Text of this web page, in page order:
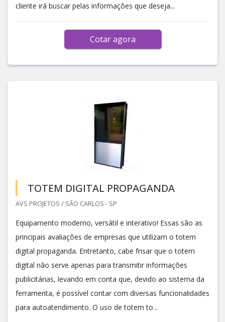
cliente irá buscar pelas informações que deseja...
Cotar agora
TOTEM DIGITAL PROPAGANDA
AVS PROJETOS / SÃO CARLOS - SP
Equipamento moderno, versátil e interativo! Essas são as
principais avaliações de empresas que utilizam o totem
digital propaganda. Entretanto, cabe frisar que o totem
digital não serve apenas para transmitir informações
publicitárias, levando em conta que, devido ao sistema da
ferramenta, é possível contar com diversas funcionalidades
para autoatendimento. O uso de totem to...